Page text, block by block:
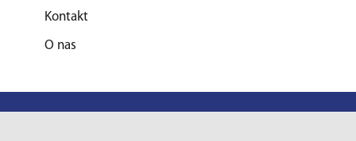
Kontakt
O nas